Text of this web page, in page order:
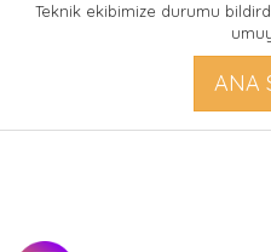
Teknik ekibimize durumu
ANA